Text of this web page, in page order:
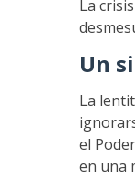
La
Un
La
el
en una